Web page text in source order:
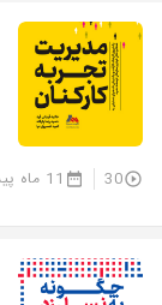
30 11 ماه پیش